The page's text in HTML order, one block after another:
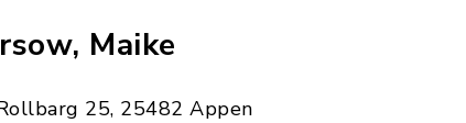
Maike
25, 25482 Appen